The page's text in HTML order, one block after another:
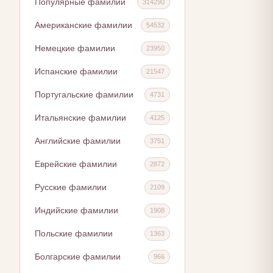
Популярные фамилии 314290
Американские фамилии 54532
Немецкие фамилии 23950
Испанские фамилии 21547
Португальские фамилии 4731
Итальянские фамилии 4125
Английские фамилии 3751
Еврейские фамилии 2872
Русские фамилии 2109
Индийские фамилии 1908
Польские фамилии 1363
Болгарские фамилии 966